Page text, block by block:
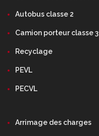
Autobus classe 2
Camion porteur classe 3
Recyclage
PEVL
PECVL
Arrimage des charges